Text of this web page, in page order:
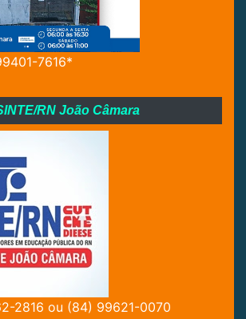
7616*
RN João Câmara
2816 ou (84) 99621-0070